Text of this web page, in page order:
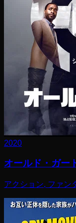
2020
オールド・ガー
アクション, ファン